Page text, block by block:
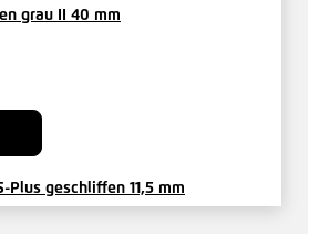
grau II 40 mm
Plus geschliffen 11,5 mm